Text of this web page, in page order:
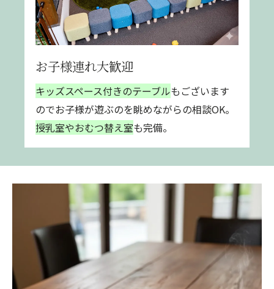
お子様連れ大歓迎
キッズスペース付きのテーブルもございます
のでお子様が遊ぶのを眺めながらの相談OK。
授乳室やおむつ替え室も完備。